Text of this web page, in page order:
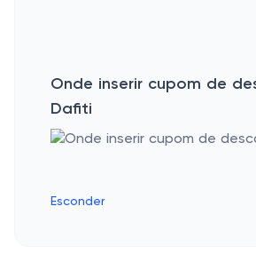
Onde inserir cupom de
Dafiti
Esconder